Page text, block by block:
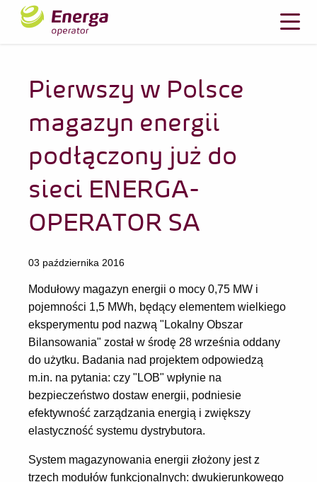
Pierwszy w Polsce
magazyn energii
podłączony już do
sieci ENERGA-
OPERATOR SA
03 października 2016
Modułowy magazyn energii o mocy 0,75 MW i
pojemności 1,5 MWh, będący elementem wielkiego
eksperymentu pod nazwą "Lokalny Obszar
Bilansowania" został w środę 28 września oddany
do użytku. Badania nad projektem odpowiedzą
m.in. na pytania: czy "LOB" wpłynie na
bezpieczeństwo dostaw energii, podniesie
efektywność zarządzania energią i zwiększy
elastyczność systemu dystrybutora.
System magazynowania energii złożony jest z
trzech modułów funkcjonalnych: dwukierunkowego